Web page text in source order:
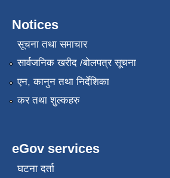
Notices
सूचना तथा समाचार
सार्वजनिक खरीद /बोलपत्र सूचना
एन, कानुन तथा निर्देशिका
कर तथा शुल्कहरु
eGov services
घटना दर्ता